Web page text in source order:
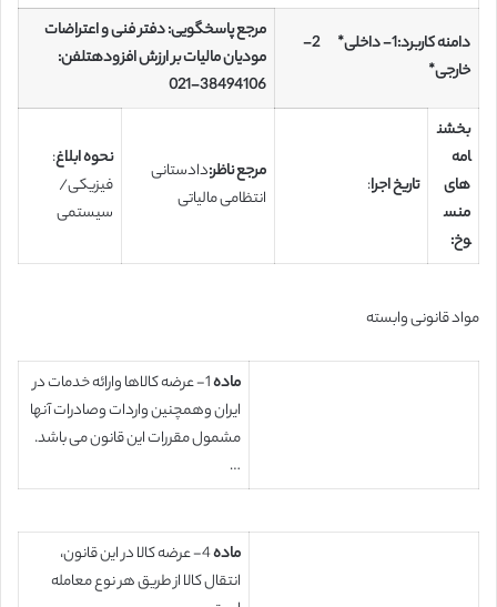
دامنه کاربرد:
1- داخلی* 2-
خارجی*
مرجع پاسخگویی: دفتر فنی و اعتراضات
مودیان مالیات بر ارزش افزودهتلفن:
38494106-021
بخشن
امه
های
منس
وخ:
تاریخ اجرا:
مرجع ناظر:دادستانی
انتظامی مالیاتی
نحوه ابلاغ:
فیزیکی/
سیستمی
مواد قانونی وابسته
ماده 1- عرضه کالاها وارائه خدمات در
ایران وهمچنین واردات وصادرات آنها
مشمول مقررات این قانون می باشد.
…
ماده 4- عرضه کالا در این قانون،
انتقال کالا از طریق هر نوع معامله